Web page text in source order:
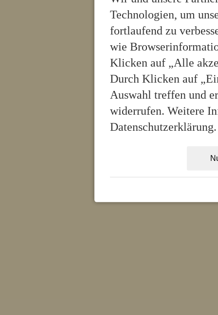
Technologien, um
fortlaufend zu
wie
Klicken auf „Alle
Durch Klicken auf
Auswahl treffen und
widerrufen. Weitere
Datenschutzerklärung.